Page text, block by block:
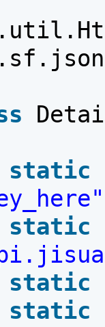
static
static
static
static